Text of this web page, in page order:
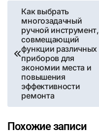
Навигация
записям
Как выбрать
многозадачный
ручной инструмент,
совмещающий
функции различных
приборов для
экономии места и
повышения
эффективности
ремонта
Похожие записи